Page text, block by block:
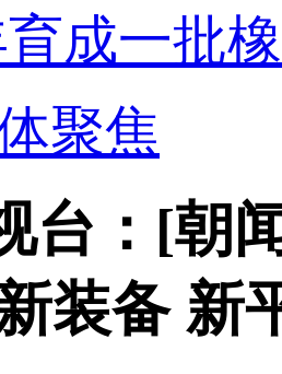
育成一批
聚焦
台：[朝
装备 新